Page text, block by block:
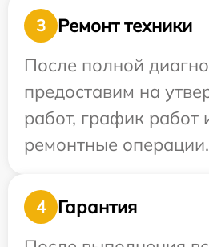
3
Ремонт техники
После полной
предоставим на
работ, график работ
ремонтные операции.
4
Гарантия